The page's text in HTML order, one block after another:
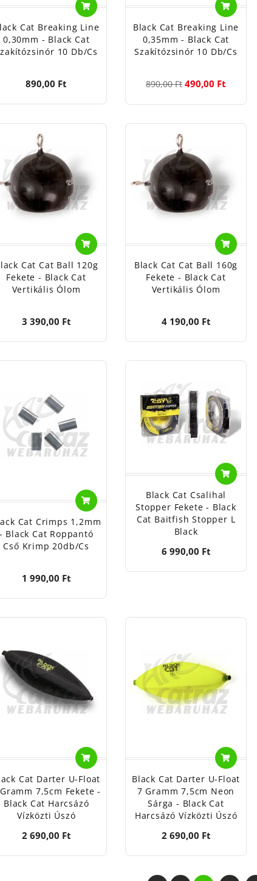
Cat Breaking Line
0,30mm - Black Cat
10 Db/cs
890,00 Ft
Black Cat Breaking Line
0,35mm - Black Cat
Szakítózsinór 10 Db/cs
890,00 Ft 490,00 Ft
Cat Cat Ball 120g
Fekete - Black Cat
Vertikális Ólom
3 390,00 Ft
Black Cat Cat Ball 160g
Fekete - Black Cat
Vertikális Ólom
4 190,00 Ft
Cat Crimps 1,2mm
Black Cat Roppantó
Cső Krimp 20db/cs
1 990,00 Ft
Black Cat Csalihal
Stopper Fekete - Black
Cat Baitfish Stopper L
Black
6 990,00 Ft
Cat Darter U-Float
7,5cm Fekete -
Black Cat Harcsázó
Vízközti Úszó
2 690,00 Ft
Black Cat Darter U-Float
7 Gramm 7,5cm Neon
Sárga - Black Cat
Harcsázó Vízközti Úszó
2 690,00 Ft